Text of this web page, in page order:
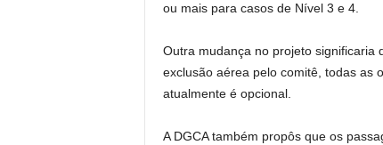
ou mais para casos de Nível 3 e 4.
Outra mudança no projeto significaria
exclusão aérea pelo comitê, todas as
atualmente é opcional.
A DGCA também propôs que os